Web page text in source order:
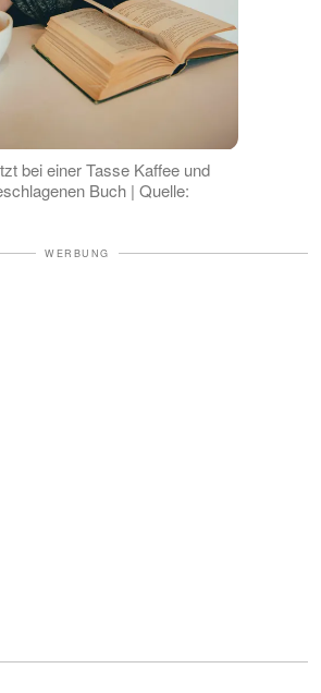
bei einer Tasse Kaffee und
Buch | Quelle:
WERBUNG